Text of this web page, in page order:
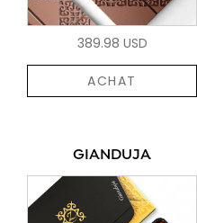
389.98 USD
ACHAT
GIANDUJA